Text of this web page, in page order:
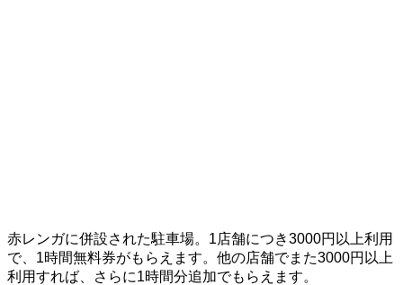
赤レンガに併設された駐車場。1店舗につき3000円以上利用
で、1時間無料券がもらえます。他の店舗でまた3000円以上
利用すれば、さらに1時間分追加でもらえます。